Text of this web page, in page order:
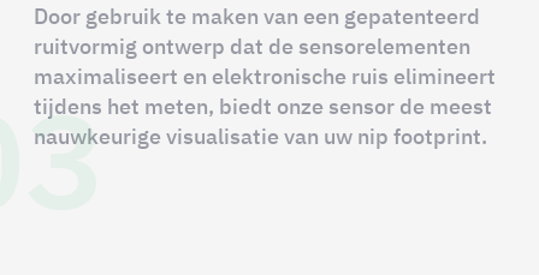
Door gebruik te maken van een gepatenteerd
ruitvormig ontwerp dat de sensorelementen
maximaliseert en elektronische ruis elimineert
tijdens het meten, biedt onze sensor de meest
nauwkeurige visualisatie van uw nip footprint.